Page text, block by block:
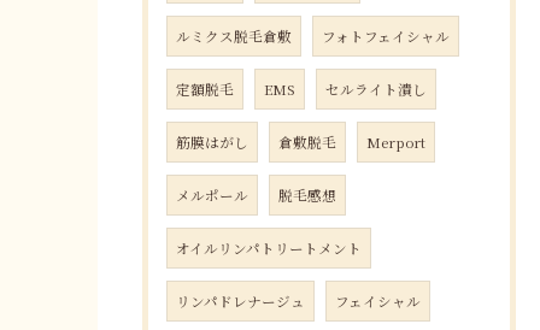
ルミクス脱毛倉敷 フォトフェイシャル
定額脱毛 EMS セルライト潰し
筋膜はがし 倉敷脱毛 Merport
メルポール 脱毛感想
オイルリンパトリートメント
リンパドレナージュ フェイシャル